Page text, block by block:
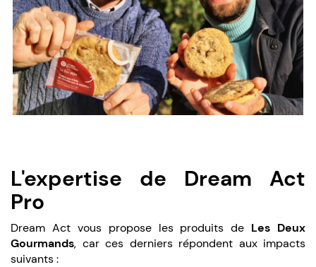
L'expertise de Dream Act
Pro
Dream Act vous propose les produits de Les Deux
Gourmands, car ces derniers répondent aux impacts
suivants :